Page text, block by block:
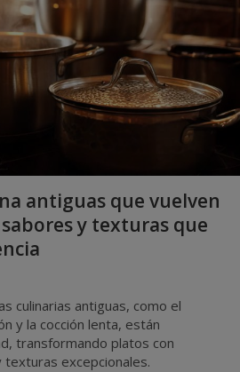
antiguas que vuelven
y texturas que
culinarias antiguas, como el
y la cocción lenta, están
transformando platos con
excepcionales.